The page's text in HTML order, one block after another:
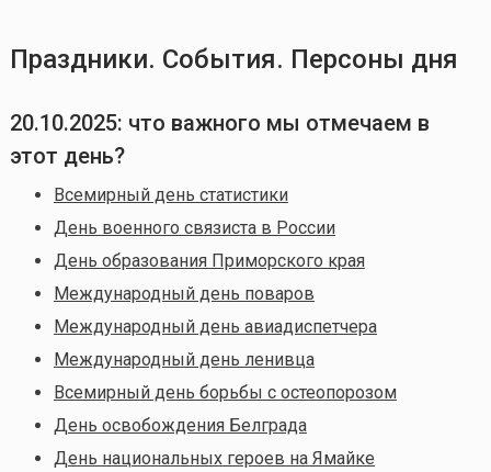
Праздники. События. Персоны дня
20.10.2025: что важного мы отмечаем в
этот день?
Всемирный день статистики
День военного связиста в России
День образования Приморского края
Международный день поваров
Международный день авиадиспетчера
Международный день ленивца
Всемирный день борьбы с остеопорозом
День освобождения Белграда
День национальных героев на Ямайке